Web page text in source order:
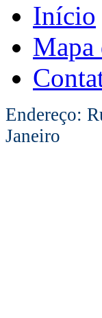
Início
Mapa
Endereço:
Janeiro